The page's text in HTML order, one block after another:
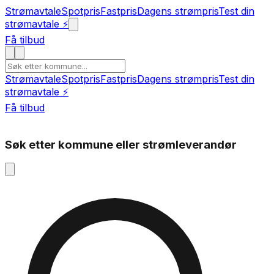
StrømavtaleSpotprisFastprisDagens strømprisTest din
strømavtale ⚡
Få tilbud
StrømavtaleSpotprisFastprisDagens strømprisTest din
strømavtale ⚡
Få tilbud
Søk etter kommune eller strømleverandør